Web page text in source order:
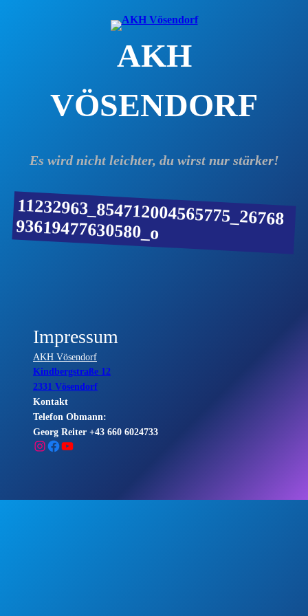
AKH
VÖSENDORF
Es wird nicht leichter, du wirst nur stärker!
11232963_854712004565775_26768
93619477630580_o
Impressum
AKH Vösendorf
Kindbergstraße 12
2331 Vösendorf
Kontakt
Telefon Obmann:
Georg Reiter +43 660 6024733
Instagram
Facebook
YouTube